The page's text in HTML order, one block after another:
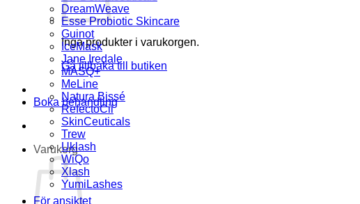
Inga produkter i varukorgen.
Gå tillbaka till butiken
Boka behandling
Varukorg
DreamWeave
Esse Probiotic Skincare
Guinot
IceMask
Jane Iredale
MASQ+
MeLine
Natura Bissé
RefectoCil
SkinCeuticals
Trew
Uklash
WiQo
Xlash
YumiLashes
För ansiktet